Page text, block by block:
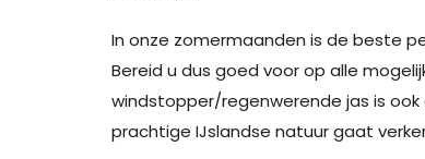
In onze zomermaanden is de beste
Bereid u dus goed voor op alle
windstopper/regenwerende jas is ook
prachtige IJslandse natuur gaat